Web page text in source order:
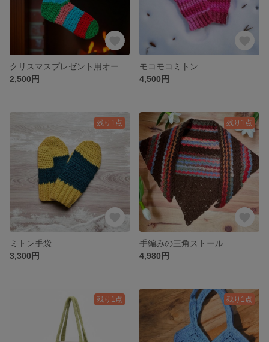
2,500円
モコモコミトン
4,500円
残り1点
ミトン手袋
3,300円
残り1点
手編みの三角ストール
4,980円
残り1点 残り1点